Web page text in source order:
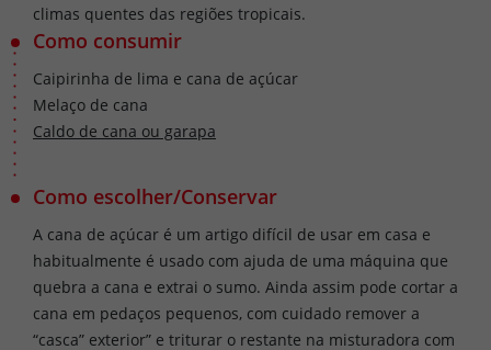
climas quentes das regiões tropicais.
Como consumir
Caipirinha de lima e cana de açúcar
Melaço de cana
Caldo de cana ou garapa
Como escolher/Conservar
A cana de açúcar é um artigo difícil de usar em casa e
habitualmente é usado com ajuda de uma máquina que
quebra a cana e extrai o sumo. Ainda assim pode cortar a
cana em pedaços pequenos, com cuidado remover a
“casca” exterior” e triturar o restante na misturadora com